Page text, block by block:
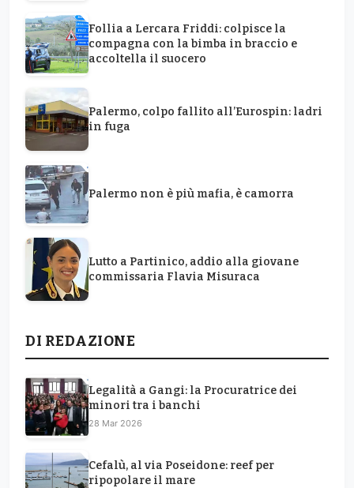
Follia a Lercara Friddi: colpisce la
compagna con la bimba in braccio e
accoltella il suocero
Palermo, colpo fallito all’Eurospin: ladri
in fuga
Palermo non è più mafia, è camorra
Lutto a Partinico, addio alla giovane
commissaria Flavia Misuraca
DI REDAZIONE
Legalità a Gangi: la Procuratrice dei
minori tra i banchi
28 Mar 2026
Cefalù, al via Poseidone: reef per
ripopolare il mare